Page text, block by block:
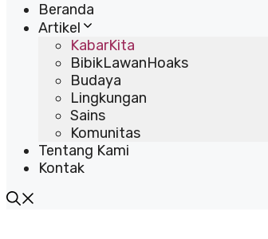
Beranda
Artikel
KabarKita
BibikLawanHoaks
Budaya
Lingkungan
Sains
Komunitas
Tentang Kami
Kontak